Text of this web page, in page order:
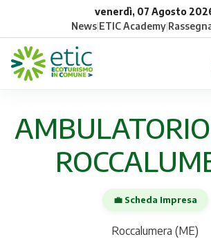
venerdì, 07 Agosto
News|ETIC Academy|
Opportunità
💼 Scheda Impresa
Roccalumera (ME)